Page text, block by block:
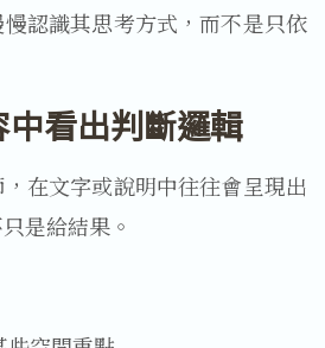
認識其思考方式，而不是只依
看出判斷邏輯
在文字或說明中往往會呈現出
只是給結果。